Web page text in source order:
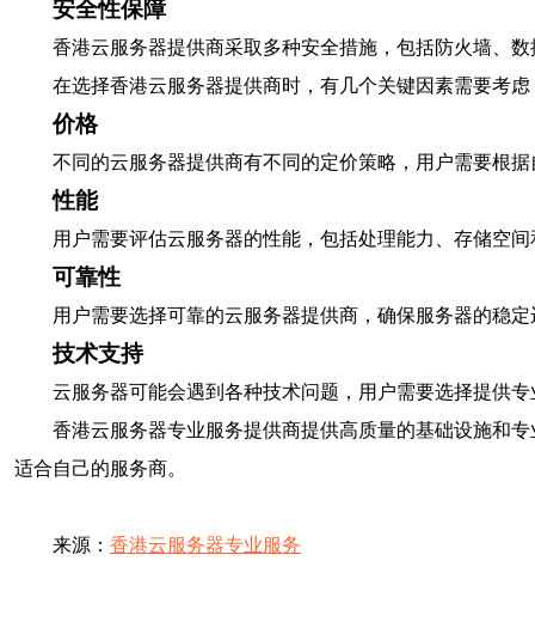
安全性保障
香港云服务器提供商采取多种安全措施，包括防火墙、
在选择香港云服务器提供商时，有几个关键因素需要考虑
价格
不同的云服务器提供商有不同的定价策略，用户需要根
性能
用户需要评估云服务器的性能，包括处理能力、存储空
可靠性
用户需要选择可靠的云服务器提供商，确保服务器的稳
技术支持
云服务器可能会遇到各种技术问题，用户需要选择提供
香港云服务器专业服务提供商提供高质量的基础设施和
适合自己的服务商。
来源： 香港云服务器专业服务